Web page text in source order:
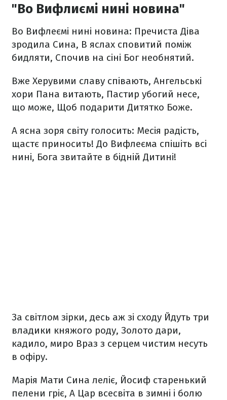
"Во Вифлиємі нині новина"
Во Вифлеємі нині новина: Пречиста Діва
зродила Сина, В яслах сповитий поміж
бидляти, Спочив на сіні Бог необнятий.
Вже Херувими славу співають, Ангельські
хори Пана витають, Пастир убогий несе,
що може, Щоб подарити Дитятко Боже.
А ясна зоря світу голосить: Месія радість,
щастє приносить! До Вифлеєма спішіть всі
нині, Бога звитайте в бідній Дитині!
За світлом зірки, десь аж зі сходу Йдуть три
владики княжого роду, Золото дари,
кадило, миро Враз з серцем чистим несуть
в офіру.
Марія Мати Сина леліє, Йосиф старенький
пелени гріє, А Цар всесвіта в зимні і болю